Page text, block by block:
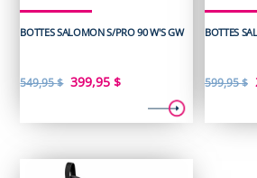
BOTTES SALOMON S/PRO 90 W'S GW
549,95$ Le
initial
549,95 $.
399,95$Le
actuel
BOTTES
599,95$